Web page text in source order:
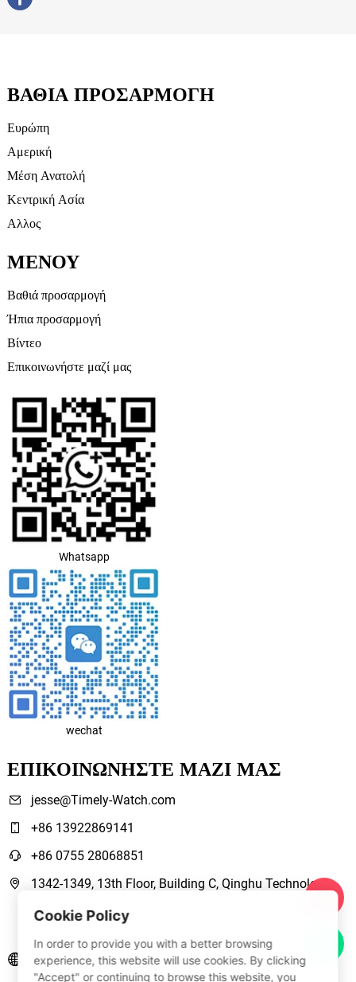
ΒΑΘΙΆ ΠΡΟΣΑΡΜΟΓΉ
Ευρώπη
Αμερική
Μέση Ανατολή
Κεντρική Ασία
Αλλος
ΜΕΝΟΎ
Βαθιά προσαρμογή
Ήπια προσαρμογή
Βίντεο
Επικοινωνήστε μαζί μας
Whatsapp
wechat
ΕΠΙΚΟΙΝΩΝΉΣΤΕ ΜΑΖΊ ΜΑΣ
jesse@Timely-Watch.com
+86 13922869141
+86 0755 28068851
1342-1349, 13th Floor, Building C, Qinghu Technology
Park, Qingxiang Road,Longhua New District Shenzhen,
www.Timely-Watch.com
Cookie Policy
In order to provide you with a better browsing
experience, this website will use cookies. By clicking
"Accept" or continuing to browse this website, you